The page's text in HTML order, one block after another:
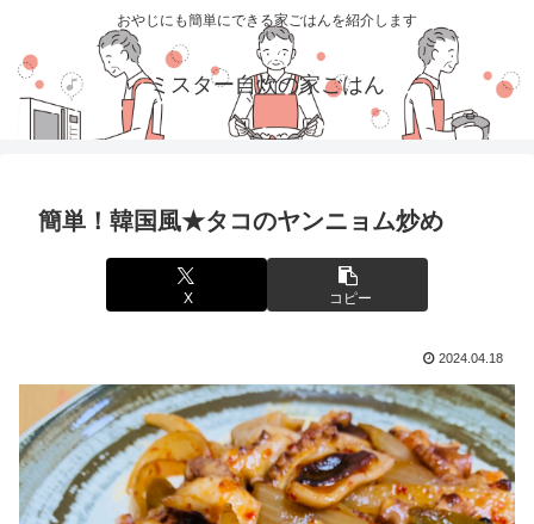
おやじにも簡単にできる家ごはんを紹介します
ミスター自炊の家ごはん
簡単！韓国風★タコのヤンニョム炒め
X コピー
2024.04.18